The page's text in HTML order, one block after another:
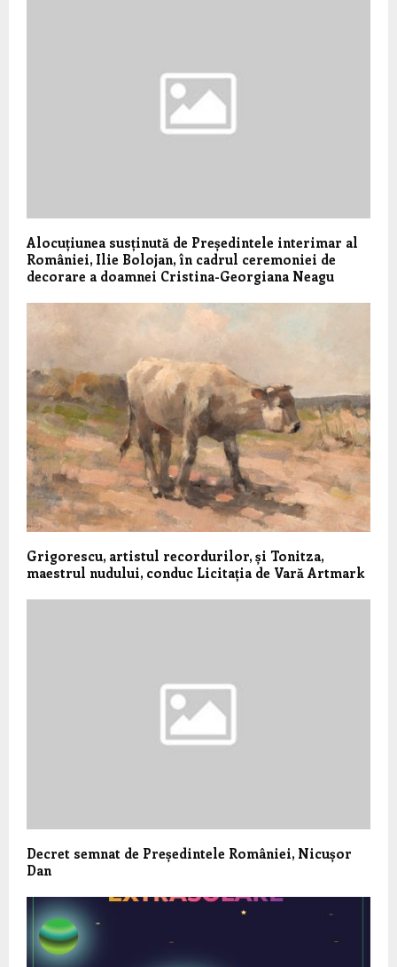
Alocuțiunea susținută de Președintele interimar al
României, Ilie Bolojan, în cadrul ceremoniei de
decorare a doamnei Cristina-Georgiana Neagu
Grigorescu, artistul recordurilor, și Tonitza,
maestrul nudului, conduc Licitația de Vară Artmark
Decret semnat de Președintele României, Nicușor
Dan